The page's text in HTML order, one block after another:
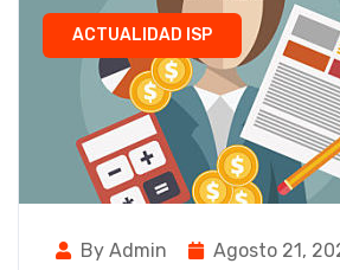
ACTUALIDAD ISP
By Admin Agosto 21,